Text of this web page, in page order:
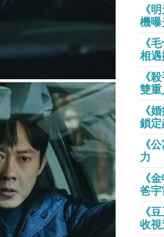
《
機曝
《
相遇
《
雙重
《
鎖定
《
力
《
爸宇
《
收視